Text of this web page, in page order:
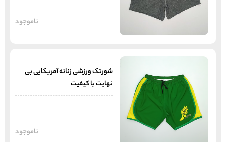
ناموجود
شورتک ورزشی زنانه آمریکایی بی
نهایت با کیفیت
ناموجود